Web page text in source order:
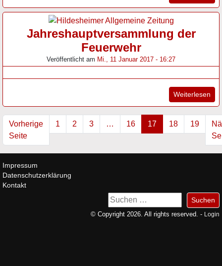
Jahreshauptversammlung der
Feuerwehr
Veröffentlicht am Mi., 11 Januar 2017 - 16:27
Weiterlesen
Vorherige
Seite
1 2 3 … 16 17 18 19
Impressum
Datenschutzerklärung
Kontakt
Suchen
nach:
© Copyright 2026. All rights reserved. - Login